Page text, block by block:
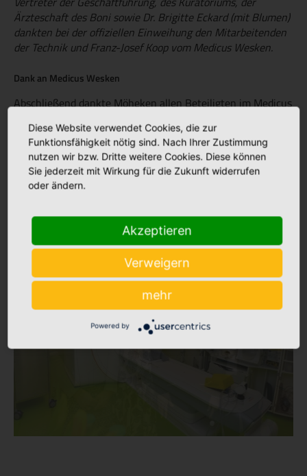
Ärzteschaft des Boni sowie Dr. Brigitte Eckard (mit Blumen)
dankten bei der offiziellen Einweihung den Mitarbeitenden
der Technik und Franz-Josef Koop vom Medicus Wesken.
Dank an Medicus Wesken
Abschließend dankte Möheken allen Beteiligten im Medicus
geschäftsführender Gesellschafter des
Gesundheitszentrums Medicus Wesken und damit
Vermieter der Räume, für die erneut gelungene
Zusammenarbeit.
Diese Website verwendet Cookies, die zur
Funktionsfähigkeit nötig sind. Nach Ihrer Zustimmung
nutzen wir bzw. Dritte weitere Cookies. Diese können
Sie jederzeit mit Wirkung für die Zukunft widerrufen
oder ändern.
Akzeptieren
Verweigern
mehr
Powered by